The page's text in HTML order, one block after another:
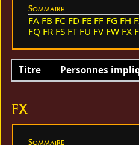
Sommaire
FA FB FC FD FE FF FG FH
FQ FR FS FT FU FV FW FX
Titre Personnes
FX
Sommaire